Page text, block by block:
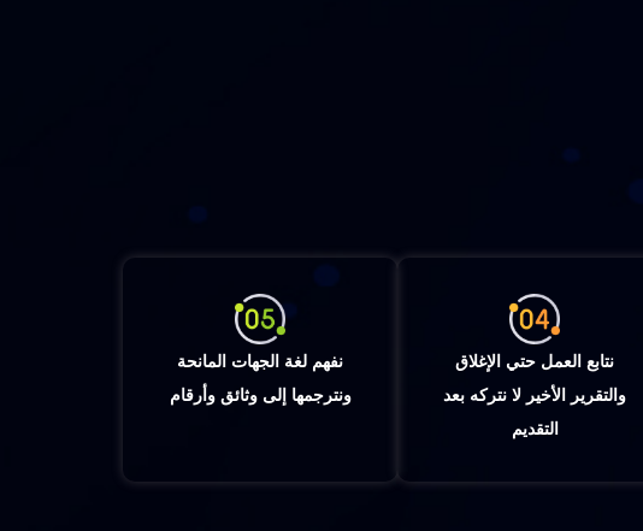
نتابع العمل حتي الإغلاق
والتقرير الأخير لا نتركه بعد
التقديم
نفهم لغة الجهات المانحة
ونترجمها إلى وثائق وأرقام